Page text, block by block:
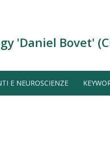
'Daniel Bovet'
E NEUROSCIENZE